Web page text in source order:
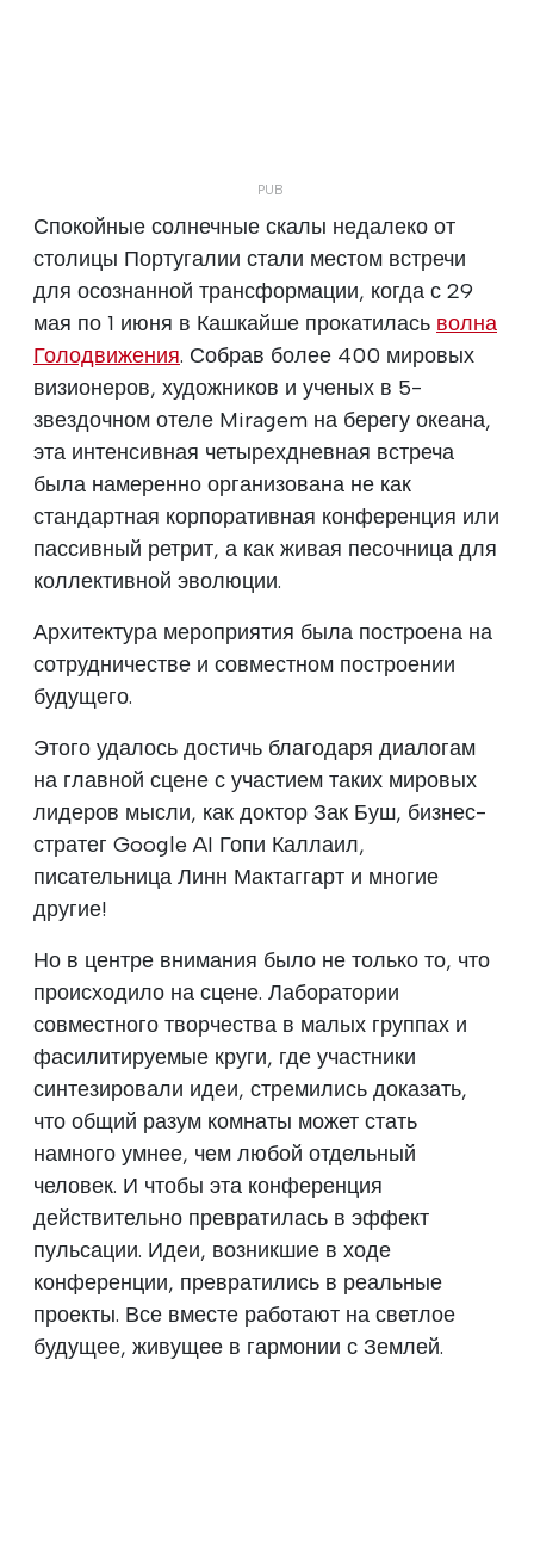
Спокойные солнечные скалы недалеко от
столицы Португалии стали местом встречи
для осознанной трансформации, когда с 29
мая по 1 июня в Кашкайше прокатилась волна
Голодвижения. Собрав более 400 мировых
визионеров, художников и ученых в 5-
звездочном отеле Miragem на берегу океана,
эта интенсивная четырехдневная встреча
была намеренно организована не как
стандартная корпоративная конференция или
пассивный ретрит, а как живая песочница для
коллективной эволюции.
Архитектура мероприятия была построена на
сотрудничестве и совместном построении
будущего.
Этого удалось достичь благодаря диалогам
на главной сцене с участием таких мировых
лидеров мысли, как доктор Зак Буш, бизнес-
стратег Google AI Гопи Каллаил,
писательница Линн Мактаггарт и многие
другие!
Но в центре внимания было не только то, что
происходило на сцене. Лаборатории
совместного творчества в малых группах и
фасилитируемые круги, где участники
синтезировали идеи, стремились доказать,
что общий разум комнаты может стать
намного умнее, чем любой отдельный
человек. И чтобы эта конференция
действительно превратилась в эффект
пульсации. Идеи, возникшие в ходе
конференции, превратились в реальные
проекты. Все вместе работают на светлое
будущее, живущее в гармонии с Землей.